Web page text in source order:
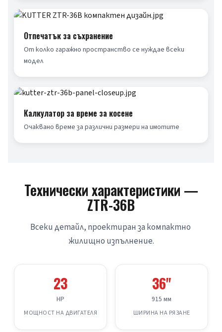
Отпечатък за съхранение
От колко гаражно пространство се нуждае всеки
модел
Калкулатор за време за косене
Очаквано време за различни размери на имотите
Технически характеристики —
ZTR-36B
Всеки детайл, проектиран за компактно
жилищно изпълнение.
23
HP
МОЩНОСТ НА ДВИГАТЕЛЯ
36"
915 мм
ШИРИНА НА РЯЗАНЕ